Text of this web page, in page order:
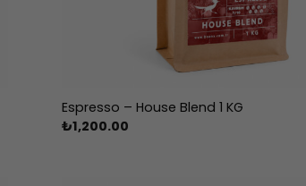
Espresso – House Blend 1 KG
₺1,200.00